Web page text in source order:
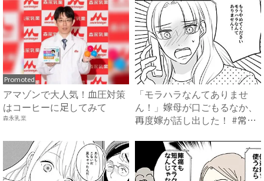
Promoted
アマゾンで大人気！血圧対策
はコーヒーに足してみて
森永乳業
「モラハラなんてありませ
ん！」嫁母が口ごもるなか、
再度嫁が話し出した！ #常識